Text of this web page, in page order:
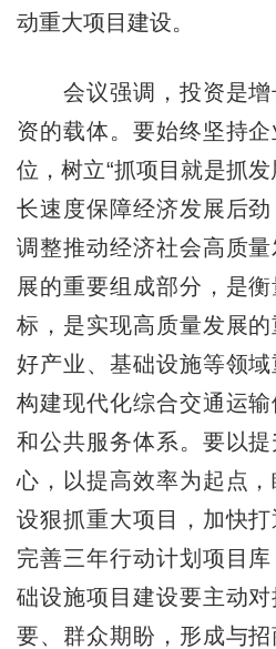
动重大项目建设。
会议强调，投资是增
资的载体。要始终坚持
位，树立“抓项目就是抓
长速度保障经济发展后
调整推动经济社会高质
展的重要组成部分，是
标，是实现高质量发展
好产业、基础设施等领
构建现代化综合交通运
和公共服务体系。要以
心，以提高效率为起点
设狠抓重大项目，加快
完善三年行动计划项目
础设施项目建设要主动
要、群众期盼，形成与